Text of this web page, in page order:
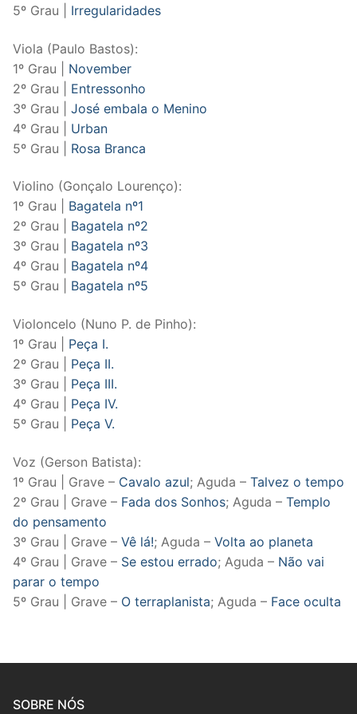
5º Grau | Irregularidades
Viola (Paulo Bastos):
1º Grau | November
2º Grau | Entressonho
3º Grau | José embala o Menino
4º Grau | Urban
5º Grau | Rosa Branca
Violino (Gonçalo Lourenço):
1º Grau | Bagatela nº1
2º Grau | Bagatela nº2
3º Grau | Bagatela nº3
4º Grau | Bagatela nº4
5º Grau | Bagatela nº5
Violoncelo (Nuno P. de Pinho):
1º Grau | Peça I.
2º Grau | Peça II.
3º Grau | Peça III.
4º Grau | Peça IV.
5º Grau | Peça V.
Voz (Gerson Batista):
1º Grau | Grave – Cavalo azul; Aguda – Talvez o tempo
2º Grau | Grave – Fada dos Sonhos; Aguda – Templo
do pensamento
3º Grau | Grave – Vê lá!; Aguda – Volta ao planeta
4º Grau | Grave – Se estou errado; Aguda – Não vai
parar o tempo
5º Grau | Grave – O terraplanista; Aguda – Face oculta
SOBRE NÓS